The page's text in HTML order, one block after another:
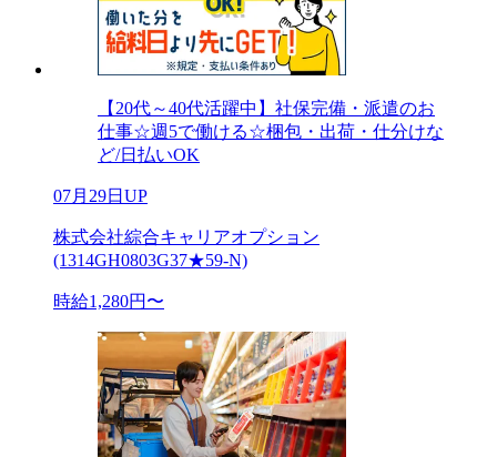
【20代～40代活躍中】社保完備・派遣のお
仕事☆週5で働ける☆梱包・出荷・仕分けな
ど/日払いOK
07月29日UP
株式会社綜合キャリアオプション
(1314GH0803G37★59-N)
時給1,280円〜